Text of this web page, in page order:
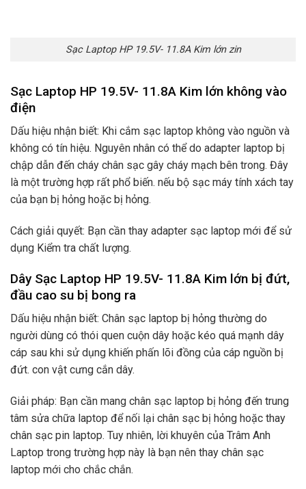
Sạc Laptop HP 19.5V- 11.8A Kim lớn zin
Sạc Laptop HP 19.5V- 11.8A Kim lớn không vào
điện
Dấu hiệu nhận biết: Khi cắm sạc laptop không vào nguồn và
không có tín hiệu. Nguyên nhân có thể do adapter laptop bị
chập dẫn đến cháy chân sạc gây cháy mạch bên trong. Đây
là một trường hợp rất phổ biến. nếu bộ sạc máy tính xách tay
của bạn bị hỏng hoặc bị hỏng.
Cách giải quyết: Bạn cần thay adapter sạc laptop mới để sử
dụng Kiểm tra chất lượng.
Dây Sạc Laptop HP 19.5V- 11.8A Kim lớn bị đứt,
đầu cao su bị bong ra
Dấu hiệu nhận biết: Chân sạc laptop bị hỏng thường do
người dùng có thói quen cuộn dây hoặc kéo quá mạnh dây
cáp sau khi sử dụng khiến phấn lõi đồng của cáp nguồn bị
đứt. con vật cưng cắn dây.
Giải pháp: Bạn cần mang chân sạc laptop bị hỏng đến trung
tâm sửa chữa laptop để nối lại chân sạc bị hỏng hoặc thay
chân sạc pin laptop. Tuy nhiên, lời khuyên của Trâm Anh
Laptop trong trường hợp này là bạn nên thay chân sạc
laptop mới cho chắc chắn.